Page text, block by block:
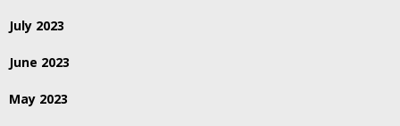
July 2023
June 2023
May 2023